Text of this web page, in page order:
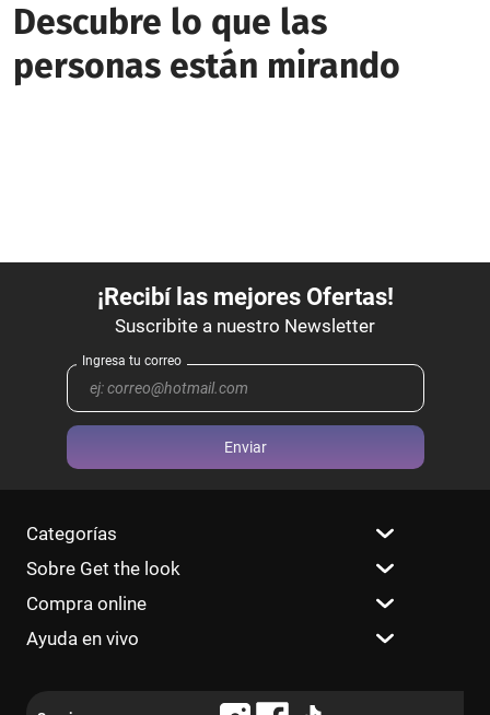
Descubre lo que las
personas están mirando
Enviar
Categorías
Sobre Get the look
Compra online
Ayuda en vivo